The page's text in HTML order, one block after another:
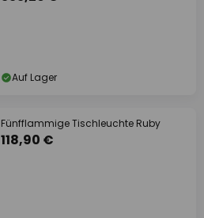
Auf Lager
Fünfflammige Tischleuchte Ruby
118,90 €